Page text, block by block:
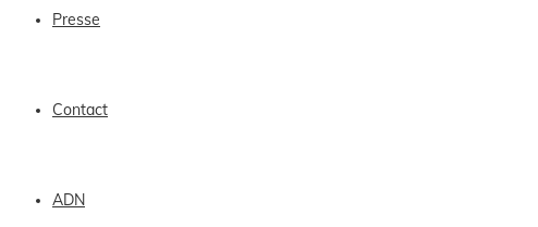
Presse
Contact
ADN